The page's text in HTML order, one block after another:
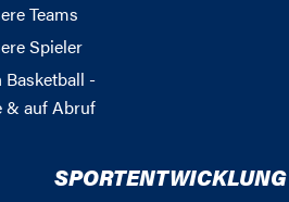
Teams
Spieler
Basketball -
& auf Abruf
SPORTENTWICKLUNG